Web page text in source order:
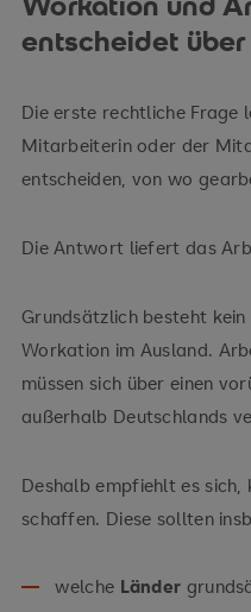
entscheidet
Die erste rechtliche
Mitarbeiterin oder der
entscheiden, von wo
Die Antwort liefert das
Grundsätzlich besteht
Workation im Ausland.
müssen sich über einen
außerhalb Deutschlands
Deshalb empfiehlt es sich,
schaffen. Diese sollten
welche Länder